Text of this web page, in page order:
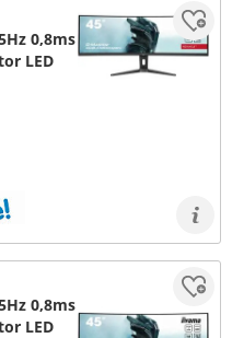
0,8ms
LED
0,8ms
LED